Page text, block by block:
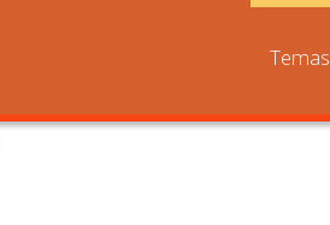
Temas